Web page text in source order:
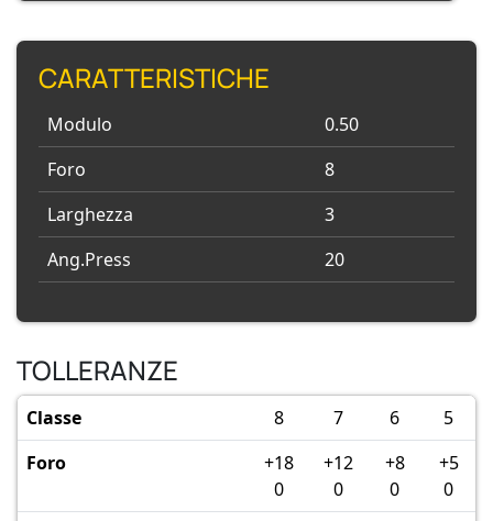
CARATTERISTICHE
Modulo
0.50
Foro
8
Larghezza
3
Ang.Press
20
TOLLERANZE
Classe 8 7 6
5
Foro
+18
0
+12
0
+8
0
+5
0